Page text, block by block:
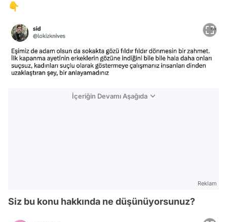
👇
İçeriğin Devamı Aşağıda
Reklam
Siz bu konu hakkında ne düşünüyorsunuz?